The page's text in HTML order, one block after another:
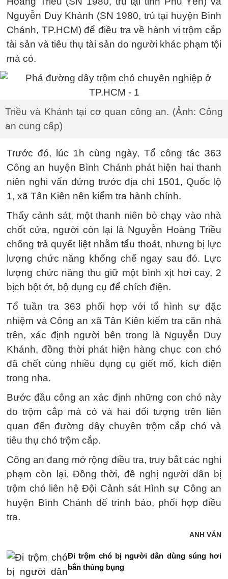
Nguyễn Duy Khánh (SN 1980, trú tại huyện Bình
Chánh, TP.HCM) để điều tra về hành vi trộm cắp
tài sản và tiêu thụ tài sản do người khác phạm tội
mà có.
Triều và Khánh tại cơ quan công an. (Ảnh: Công
an cung cấp)
Trước đó, lúc 1h cùng ngày, Tổ công tác 363
Công an huyện Bình Chánh phát hiện hai thanh
niên nghi vấn đứng trước địa chỉ 1501, Quốc lộ
1, xã Tân Kiên nên kiểm tra hành chính.
Thấy cảnh sát, một thanh niên bỏ chạy vào nhà
chốt cửa, người còn lại là Nguyễn Hoàng Triều
chống trả quyết liệt nhằm tẩu thoát, nhưng bị lực
lượng chức năng khống chế ngay sau đó. Lực
lượng chức năng thu giữ một bình xịt hơi cay, 2
bịch bột ớt, bộ dụng cụ để chích điện.
Tổ tuần tra 363 phối hợp với tổ hình sự đặc
nhiệm và Công an xã Tân Kiên kiểm tra căn nhà
trên, xác định người bên trong là Nguyễn Duy
Khánh, đồng thời phát hiện hàng chục con chó
đã chết cùng nhiều dụng cụ giết mổ, kích điện
trong nha.
Bước đầu công an xác định những con chó này
do trộm cắp mà có và hai đối tượng trên liên
quan đến đường dây chuyên trộm cắp chó và
tiêu thụ chó trộm cắp.
Công an đang mở rộng điều tra, truy bắt các nghi
phạm còn lại. Đồng thời, đề nghị người dân bị
trộm chó liên hệ Đội Cảnh sát Hình sự Công an
huyện Bình Chánh để trình báo, phối hợp điều
tra.
ANH VĂN
Đi trộm chó bị người dân dùng súng hơi
bắn thủng bụng